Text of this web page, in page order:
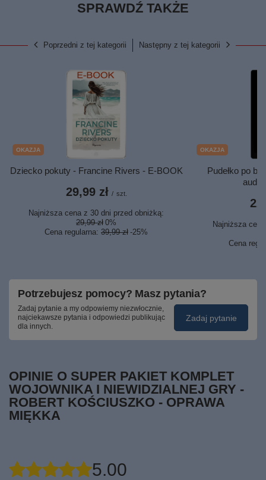
SPRAWDŹ TAKŻE
Poprzedni z tej kategorii Następny z tej kategorii
OKAZJA
Dziecko pokuty - Francine Rivers - E-BOOK
29,99 zł / szt.
Najniższa cena z 30 dni przed obniżką:
29,99 zł 0%
Cena regularna: 39,99 zł -25%
OKAZJA
Pudełko po
Najniższa
Cena
Potrzebujesz pomocy? Masz pytania?
Zadaj pytanie a my odpowiemy niezwłocznie,
najciekawsze pytania i odpowiedzi publikując
dla innych.
Zadaj pytanie
OPINIE O SUPER PAKIET KOMPLET
WOJOWNIKA I NIEWIDZIALNEJ GRY -
ROBERT KOŚCIUSZKO - OPRAWA
MIĘKKA
5.00